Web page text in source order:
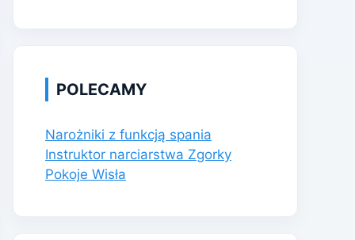
POLECAMY
Narożniki z funkcją spania
Instruktor narciarstwa Zgorky
Pokoje Wisła